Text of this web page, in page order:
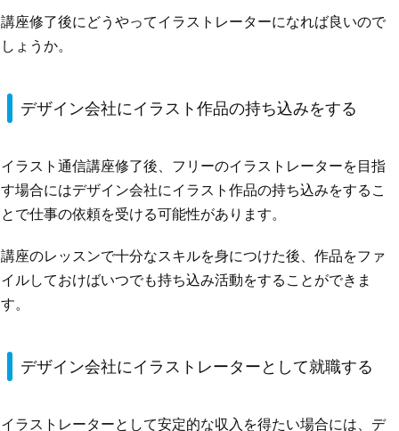
講座修了後にどうやってイラストレーターになれば良いので
しょうか。
デザイン会社にイラスト作品の持ち込みをする
イラスト通信講座修了後、フリーのイラストレーターを目指
す場合にはデザイン会社にイラスト作品の持ち込みをするこ
とで仕事の依頼を受ける可能性があります。
講座のレッスンで十分なスキルを身につけた後、作品をファ
イルしておけばいつでも持ち込み活動をすることができま
す。
デザイン会社にイラストレーターとして就職する
イラストレーターとして安定的な収入を得たい場合には、デ